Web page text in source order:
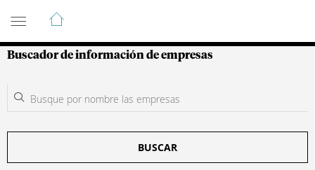
Guía de Empresas Colombianas
Buscador de información de empresas
BUSCAR